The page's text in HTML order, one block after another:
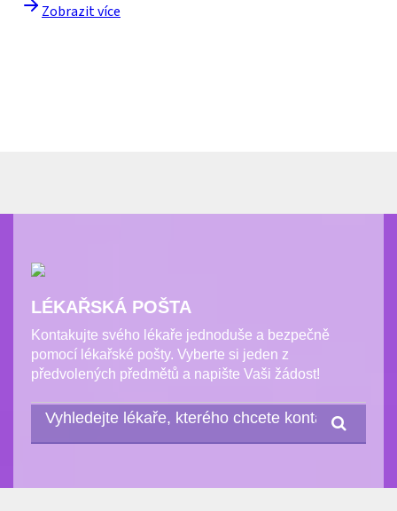
LÉKAŘSKÁ POŠTA
Kontakujte svého lékaře jednoduše a bezpečně
pomocí lékařské pošty. Vyberte si jeden z
předvolených předmětů a napište Vaši žádost!